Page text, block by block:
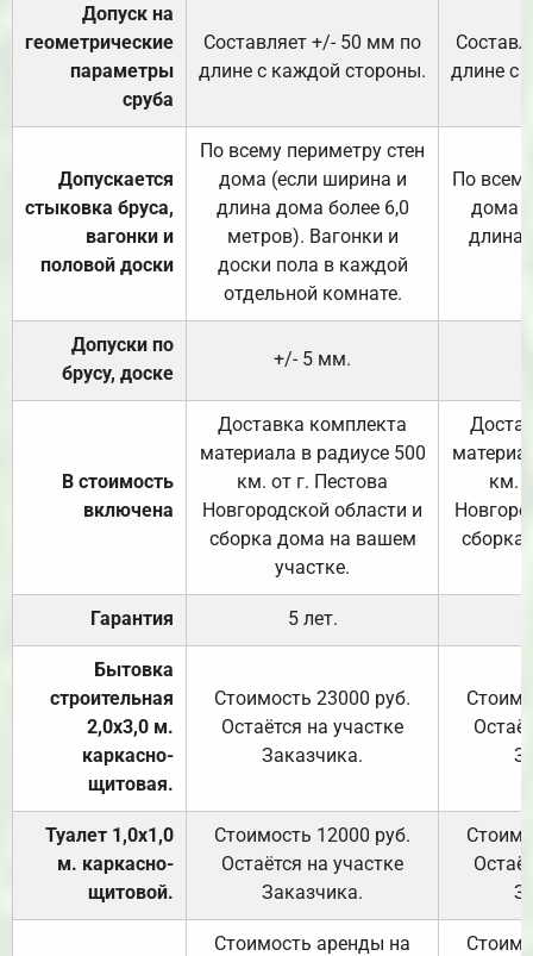
Допуск на
геометрические
параметры
сруба
Составляет +/- 50 мм по
длине с каждой стороны.
длине с
Допускается
стыковка бруса,
вагонки и
половой доски
По всему периметру стен
дома (если ширина и
длина дома более 6,0
метров). Вагонки и
доски пола в каждой
отдельной комнате.
По
дома
длина
Допуски по
брусу, доске
+/- 5 мм.
В стоимость
включена
Доставка комплекта
материала в радиусе 500
км. от г. Пестова
Новгородской области и
сборка дома на вашем
участке.
км.
Гарантия 5 лет.
Бытовка
строительная
2,0х3,0 м.
каркасно-
щитовая.
Стоимость 23000 руб.
Остаётся на участке
Заказчика.
Туалет 1,0х1,0
м. каркасно-
щитовой.
Стоимость 12000 руб.
Остаётся на участке
Заказчика.
Стоимость аренды на